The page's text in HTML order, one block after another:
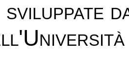
sviluppate